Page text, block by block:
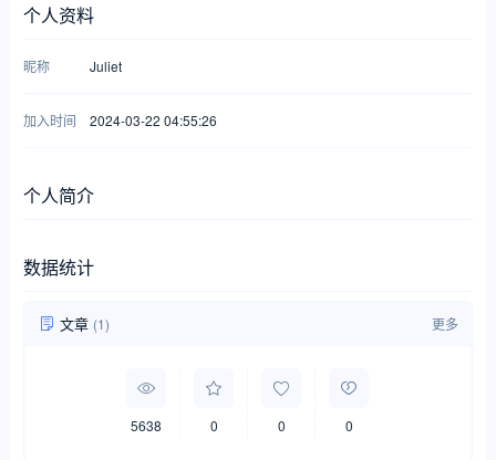
个人资料
昵称 Juliet
加入时间 2024-03-22 04:55:26
个人简介
数据统计
文章 (1) 更多
5638 0 0 0